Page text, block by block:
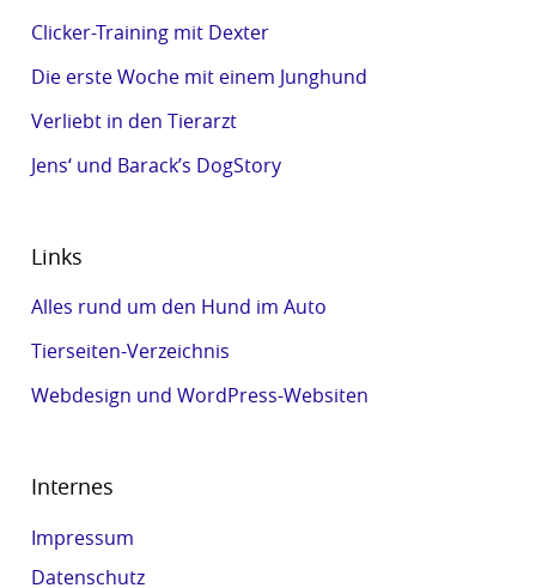
Clicker-Training mit Dexter
Die erste Woche mit einem Junghund
Verliebt in den Tierarzt
Jens‘ und Barack’s DogStory
Links
Alles rund um den Hund im Auto
Tierseiten-Verzeichnis
Webdesign und WordPress-Websiten
Internes
Impressum
Datenschutz